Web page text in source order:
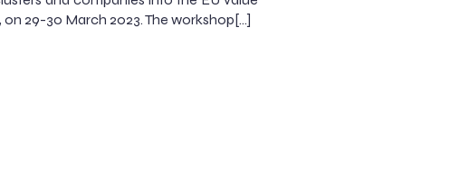
29-30 March 2023. The workshop[…]